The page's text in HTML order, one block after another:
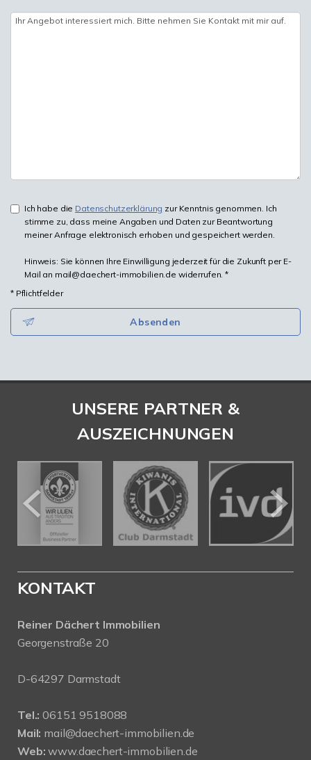
Ich habe die Datenschutzerklärung zur Kenntnis genommen. Ich
stimme zu, dass meine Angaben und Daten zur Beantwortung
meiner Anfrage elektronisch erhoben und gespeichert werden.
Hinweis: Sie können Ihre Einwilligung jederzeit für die Zukunft per E-
Mail an mail@daechert-immobilien.de widerrufen. *
* Pflichtfelder
Absenden
UNSERE PARTNER &
AUSZEICHNUNGEN
KONTAKT
Reiner Dächert Immobilien
Georgenstraße 20
D-64297 Darmstadt
Tel.: 06151 9518088
Mail: mail@daechert-immobilien.de
Web: www.daechert-immobilien.de